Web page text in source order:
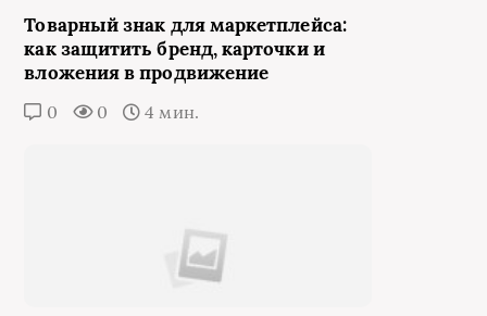
Товарный знак для маркетплейса:
как защитить бренд, карточки и
вложения в продвижение
0 0 4 мин.